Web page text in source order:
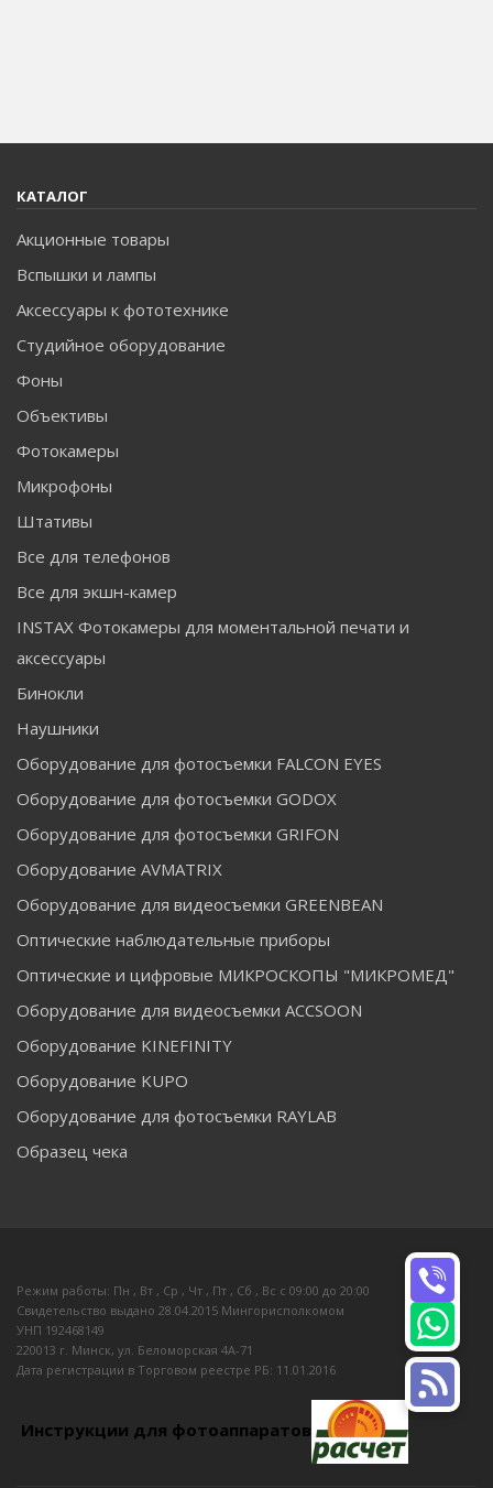
КАТАЛОГ
Акционные товары
Вспышки и лампы
Аксессуары к фототехнике
Студийное оборудование
Фоны
Объективы
Фотокамеры
Микрофоны
Штативы
Все для телефонов
Все для экшн-камер
INSTAX Фотокамеры для моментальной печати и
аксессуары
Бинокли
Наушники
Оборудование для фотосъемки FALCON EYES
Оборудование для фотосъемки GODOX
Оборудование для фотосъемки GRIFON
Оборудование AVMATRIX
Оборудование для видеосъемки GREENBEAN
Оптические наблюдательные приборы
Оптические и цифровые МИКРОСКОПЫ "МИКРОМЕД"
Оборудование для видеосъемки ACCSOON
Оборудование KINEFINITY
Оборудование KUPO
Оборудование для фотосъемки RAYLAB
Образец чека
Режим работы: Пн , Вт , Ср , Чт , Пт , Сб , Вс c 09:00 до 20:00
Свидетельство выдано 28.04.2015 Мингорисполкомом
УНП 192468149
220013 г. Минск, ул. Беломорская 4А-71
Дата регистрации в Торговом реестре РБ: 11.01.2016
Инструкции для фотоаппаратов